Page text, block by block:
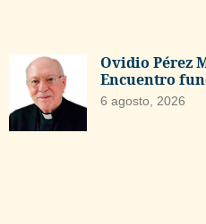
Ovidio Pérez
Encuentro
6 agosto, 2026